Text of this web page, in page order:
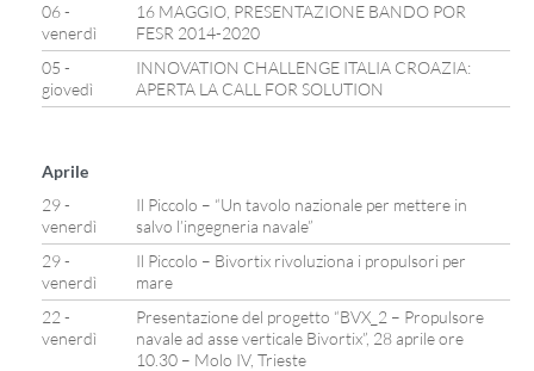
06 -
venerdì
16 MAGGIO, PRESENTAZIONE BANDO POR
FESR 2014-2020
05 -
giovedì
INNOVATION CHALLENGE ITALIA CROAZIA:
APERTA LA CALL FOR SOLUTION
Aprile
29 -
venerdì
Il Piccolo – “Un tavolo nazionale per mettere in
salvo l’ingegneria navale”
29 -
venerdì
Il Piccolo – Bivortix rivoluziona i propulsori per
mare
22 -
venerdì
Presentazione del progetto “BVX_2 – Propulsore
navale ad asse verticale Bivortix”, 28 aprile ore
10.30 – Molo IV, Trieste